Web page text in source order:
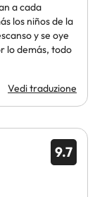
a cada
los niños de la
y se oye
lo demás, todo
Vedi traduzione
9.7